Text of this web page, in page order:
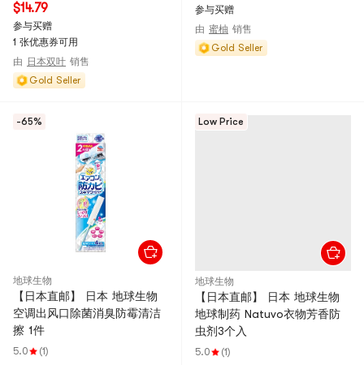
$14.79
参与买赠
1 张优惠券可用
由 日本双叶 销售
Gold Seller
参与买赠
由 蜜柚 销售
Gold Seller
-65%
地球生物
【日本直邮】 日本 地球生物
空调出风口除菌消臭防霉清洁
擦 1件
5.0 (1)
Low Price
地球生物
【日本直邮】 日本 地球生物
地球制药 Natuvo衣物芳香防
虫剂3个入
5.0 (1)